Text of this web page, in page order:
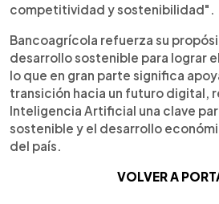
competitividad y sostenibilidad".
Bancoagrícola refuerza su
desarrollo sostenible para lograr
lo que en gran parte significa
transición hacia un futuro digital,
Inteligencia Artificial una clave
sostenible y el desarrollo
del país.
VOLVER A